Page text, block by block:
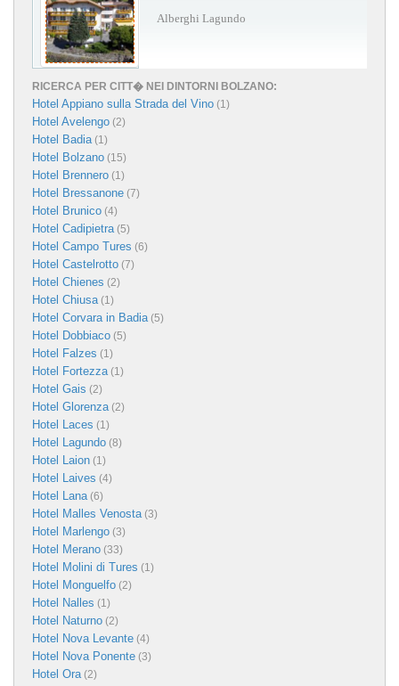
Alberghi Lagundo
RICERCA PER CITT� NEI DINTORNI BOLZANO:
Hotel Appiano sulla Strada del Vino (1)
Hotel Avelengo (2)
Hotel Badia(1)
Hotel Bolzano (15)
Hotel Brennero (1)
Hotel Bressanone (7)
Hotel Brunico (4)
Hotel Cadipietra(5)
Hotel Campo Tures (6)
Hotel Castelrotto (7)
Hotel Chienes (2)
Hotel Chiusa(1)
Hotel Corvara in Badia(5)
Hotel Dobbiaco (5)
Hotel Falzes (1)
Hotel Fortezza(1)
Hotel Gais (2)
Hotel Glorenza(2)
Hotel Laces (1)
Hotel Lagundo (8)
Hotel Laion (1)
Hotel Laives (4)
Hotel Lana(6)
Hotel Malles Venosta(3)
Hotel Marlengo (3)
Hotel Merano (33)
Hotel Molini di Tures (1)
Hotel Monguelfo (2)
Hotel Nalles (1)
Hotel Naturno (2)
Hotel Nova Levante (4)
Hotel Nova Ponente (3)
Hotel Ora(2)